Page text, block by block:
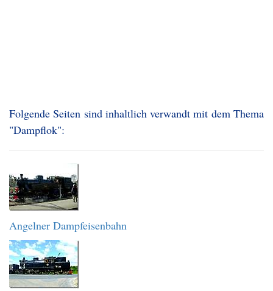
Folgende Seiten sind inhaltlich verwandt mit dem Thema
"Dampflok":
Angelner Dampfeisenbahn